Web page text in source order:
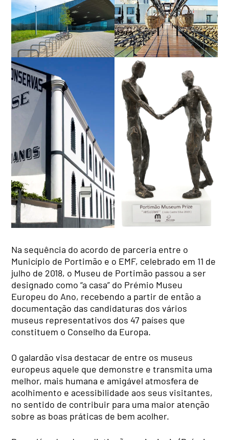
Na sequência do acordo de parceria entre o
Município de Portimão e o EMF, celebrado em 11 de
julho de 2018, o Museu de Portimão passou a ser
designado como “a casa” do Prémio Museu
Europeu do Ano, recebendo a partir de então a
documentação das candidaturas dos vários
museus representativos dos 47 países que
constituem o Conselho da Europa.
O galardão visa destacar de entre os museus
europeus aquele que demonstre e transmita uma
melhor, mais humana e amigável atmosfera de
acolhimento e acessibilidade aos seus visitantes,
no sentido de contribuir para uma maior atenção
sobre as boas práticas de bem acolher.